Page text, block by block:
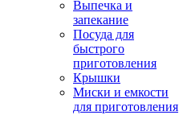
Выпечка и
запекание
Посуда для
быстрого
приготовления
Крышки
Миски и емкости
для приготовления